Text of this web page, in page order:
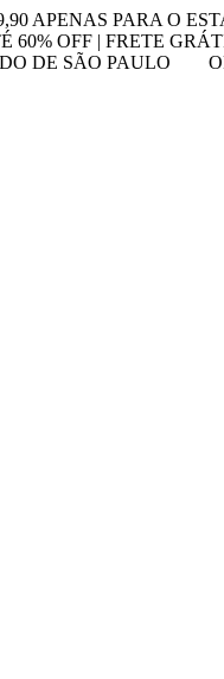
APENAS PARA O
60% OFF | FRETE
DE SÃO PAULO